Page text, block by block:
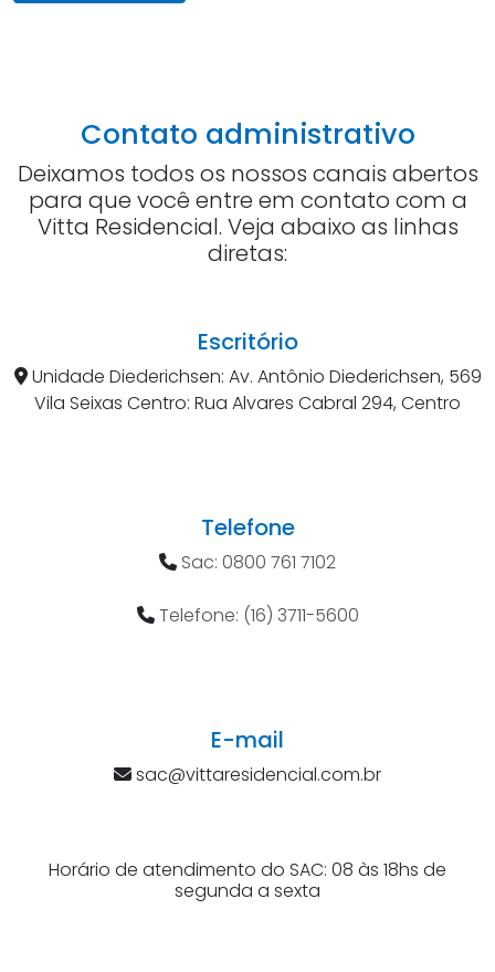
Contato administrativo
Deixamos todos os nossos canais abertos
para que você entre em contato com a
Vitta Residencial. Veja abaixo as linhas
diretas:
Escritório
Unidade Diederichsen: Av. Antônio Diederichsen, 569
Vila Seixas Centro: Rua Alvares Cabral 294, Centro
Telefone
Sac: 0800 761 7102
Telefone: (16) 3711-5600
E-mail
sac@vittaresidencial.com.br
Horário de atendimento do SAC: 08 às 18hs de
segunda a sexta